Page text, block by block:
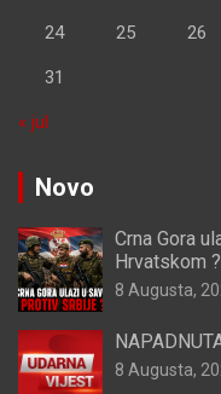
24 25 26
31
« jul
Novo
Crna Gora
Hrvatskom ?
8 Augusta,
8 Augusta,